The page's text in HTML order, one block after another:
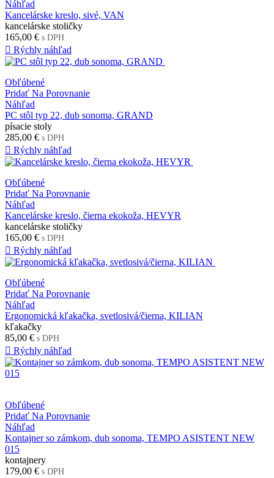
Náhľad
Kancelárske kreslo, sivé, VAN
kancelárske stoličky
165,00 € s DPH
 Rýchly náhľad
Obľúbené
Pridať Na Porovnanie
Náhľad
PC stôl typ 22, dub sonoma, GRAND
písacie stoly
285,00 € s DPH
 Rýchly náhľad
Obľúbené
Pridať Na Porovnanie
Náhľad
Kancelárske kreslo, čierna ekokoža, HEVYR
kancelárske stoličky
165,00 € s DPH
 Rýchly náhľad
Obľúbené
Pridať Na Porovnanie
Náhľad
Ergonomická kľakačka, svetlosivá/čierna, KILIAN
kľakačky
85,00 € s DPH
 Rýchly náhľad
Obľúbené
Pridať Na Porovnanie
Náhľad
Kontajner so zámkom, dub sonoma, TEMPO ASISTENT NEW
015
kontajnery
179,00 € s DPH